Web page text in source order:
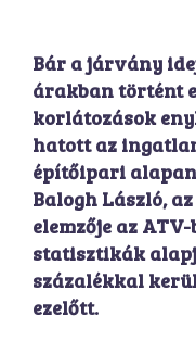
Bár a járvány
árakban történt
korlátozások
hatott az
építőipari
Balogh László,
elemzője az
statisztikák
százalékkal
ezelőtt.